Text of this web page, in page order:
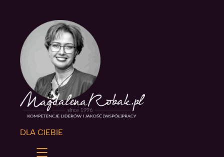
DLA CIEBIE